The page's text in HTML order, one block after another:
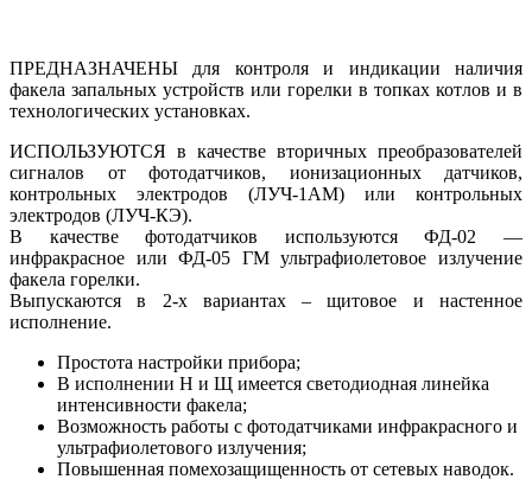
ПРЕДНАЗНАЧЕНЫ для контроля и индикации наличия
факела запальных устройств или горелки в топках котлов и в
технологических установках.
ИСПОЛЬЗУЮТСЯ в качестве вторичных преобразователей
сигналов от фотодатчиков, ионизационных датчиков,
контрольных электродов (ЛУЧ-1АМ) или контрольных
электродов (ЛУЧ-КЭ).
В качестве фотодатчиков используются ФД-02 —
инфракрасное или ФД-05 ГМ ультрафиолетовое излучение
факела горелки.
Выпускаются в 2-х вариантах – щитовое и настенное
исполнение.
Простота настройки прибора;
В исполнении Н и Щ имеется светодиодная линейка
интенсивности факела;
Возможность работы с фотодатчиками инфракрасного и
ультрафиолетового излучения;
Повышенная помехозащищенность от сетевых наводок.